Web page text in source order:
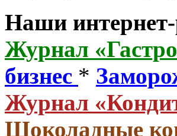
Наши
Журнал
бизнес *
Журнал
Шоколадные